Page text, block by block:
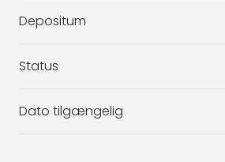
Depositum
Status
Dato tilgængelig